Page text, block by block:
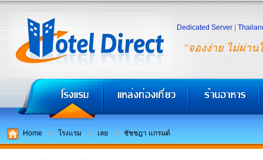
"จองง่าย ไม่ผ่าน
Dedicated Server
Home โรงแรม เลย ชัชชฎา แกรนด์